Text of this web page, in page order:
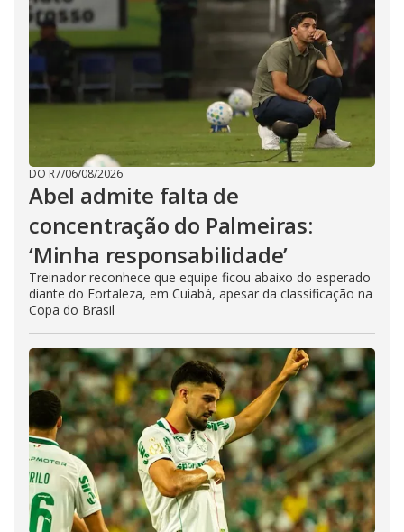
DO R7/06/08/2026
Abel admite falta de
concentração do Palmeiras:
‘Minha responsabilidade’
Treinador reconhece que equipe ficou abaixo do esperado
diante do Fortaleza, em Cuiabá, apesar da classificação na
Copa do Brasil